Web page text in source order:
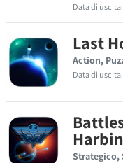
Data di uscita:
Last
Action,
Data di uscita:
Strategico,